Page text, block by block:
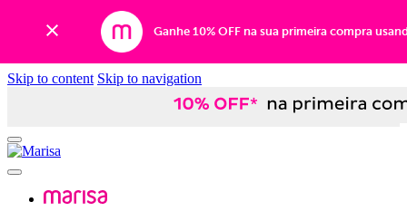
Ganhe 10% OFF na sua primeira compra
Skip to content Skip to navigation